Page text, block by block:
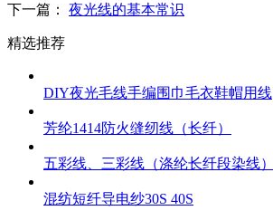
下一篇： 夜光线的基本常识
精选推荐
DIY夜光毛线手编围巾毛衣鞋帽用线
芳纶1414防火缝纫线（长纤）
五彩线、三彩线（涤纶长纤段染线）
混纺短纤导电纱30S 40S